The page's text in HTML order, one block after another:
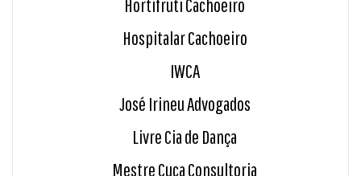
Hortifruti Cachoeiro
Hospitalar Cachoeiro
IWCA
José Irineu Advogados
Livre Cia de Dança
Mestre Cuca Consultoria